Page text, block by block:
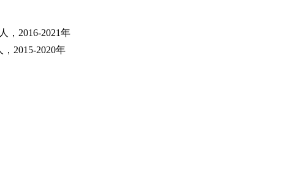
，2016-2021年
2015-2020年